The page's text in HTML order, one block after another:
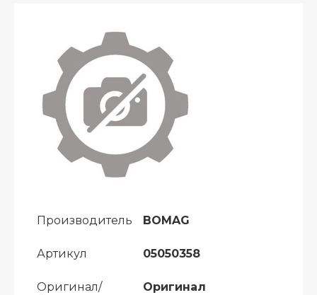
Производитель BOMAG
Артикул 05050358
Оригинал/
Оригинал